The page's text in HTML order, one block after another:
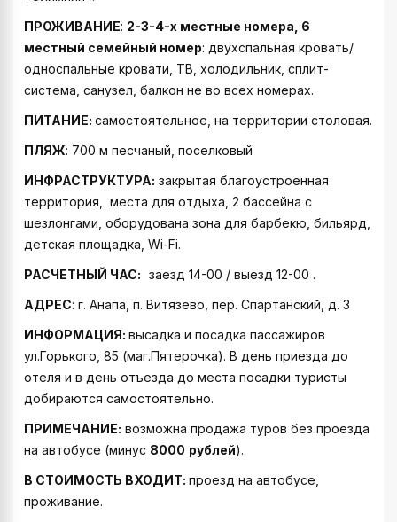
ПРОЖИВАНИЕ: 2-3-4-х местные номера, 6
местный семейный номер: двухспальная кровать/
односпальные кровати, ТВ, холодильник, сплит-
система, санузел, балкон не во всех номерах.
ПИТАНИЕ: самостоятельное, на территории столовая.
ПЛЯЖ: 700 м песчаный, поселковый
ИНФРАСТРУКТУРА: закрытая благоустроенная
территория, места для отдыха, 2 бассейна с
шезлонгами, оборудована зона для барбекю, бильярд,
детская площадка, Wi-Fi.
РАСЧЕТНЫЙ ЧАС: заезд 14-00 / выезд 12-00 .
АДРЕС: г. Анапа, п. Витязево, пер. Спартанский, д. 3
ИНФОРМАЦИЯ: высадка и посадка пассажиров
ул.Горького, 85 (маг.Пятерочка). В день приезда до
отеля и в день отъезда до места посадки туристы
добираются самостоятельно.
ПРИМЕЧАНИЕ: возможна продажа туров без проезда
на автобусе (минус 8000 рублей).
В СТОИМОСТЬ ВХОДИТ: проезд на автобусе,
проживание.